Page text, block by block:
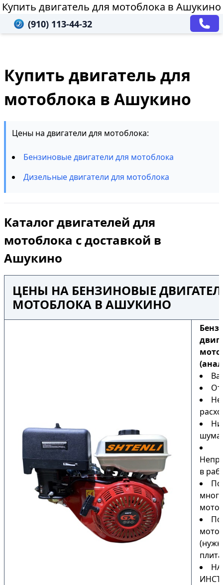
Купить двигатель для мотоблока в Ашукино
(910) 113-44-32
Купить двигатель для
мотоблока в Ашукино
Цены на двигатели для мотоблока:
Бензиновые двигатели для мотоблока
Дизельные двигатели для мотоблока
Каталог двигателей для
мотоблока с доставкой в
Ашукино
ЦЕНЫ НА БЕНЗИНОВЫЕ
МОТОБЛОКА В АШУКИНО
шума
в